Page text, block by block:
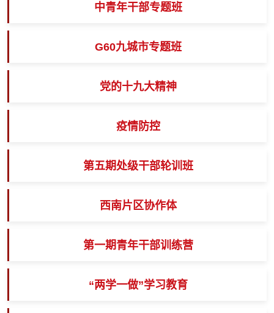
中青年干部专题班
G60九城市专题班
党的十九大精神
疫情防控
第五期处级干部轮训班
西南片区协作体
第一期青年干部训练营
“两学一做”学习教育